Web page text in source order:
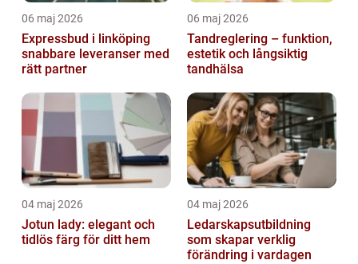
06 maj 2026
Expressbud i linköping
snabbare leveranser med
rätt partner
06 maj 2026
Tandreglering – funktion,
estetik och långsiktig
tandhälsa
04 maj 2026
Jotun lady: elegant och
tidlös färg för ditt hem
04 maj 2026
Ledarskapsutbildning
som skapar verklig
förändring i vardagen